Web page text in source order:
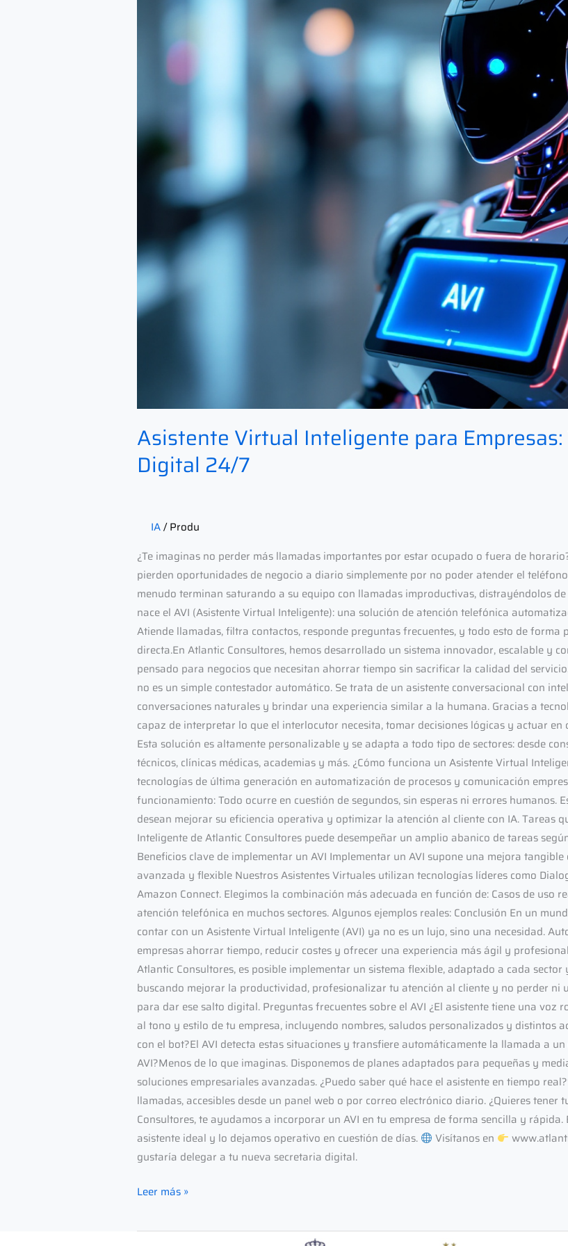
Asistente Virtual Inteligente para
Digital 24/7
IA/Produ
¿Te imaginas no perder más llamadas importantes por estar ocupado o fuera de
pierden oportunidades de negocio a diario simplemente por no poder atender el
menudo terminan saturando a su equipo con llamadas improductivas, distrayéndolos
nace el AVI (Asistente Virtual Inteligente): una solución de atención telefónica
Atiende llamadas, filtra contactos, responde preguntas frecuentes, y todo esto de
directa.En Atlantic Consultores, hemos desarrollado un sistema innovador, escalable y
pensado para negocios que necesitan ahorrar tiempo sin sacrificar la calidad del
no es un simple contestador automático. Se trata de un asistente conversacional con
conversaciones naturales y brindar una experiencia similar a la humana. Gracias a
capaz de interpretar lo que el interlocutor necesita, tomar decisiones lógicas y actuar en
Esta solución es altamente personalizable y se adapta a todo tipo de sectores: desde
técnicos, clínicas médicas, academias y más. ¿Cómo funciona un Asistente Virtual
tecnologías de última generación en automatización de procesos y comunicación
funcionamiento: Todo ocurre en cuestión de segundos, sin esperas ni errores humanos.
desean mejorar su eficiencia operativa y optimizar la atención al cliente con IA. Tareas
Inteligente de Atlantic Consultores puede desempeñar un amplio abanico de tareas
Beneficios clave de implementar un AVI Implementar un AVI supone una mejora
avanzada y flexible Nuestros Asistentes Virtuales utilizan tecnologías líderes como
Amazon Connect. Elegimos la combinación más adecuada en función de: Casos de uso
atención telefónica en muchos sectores. Algunos ejemplos reales: Conclusión En un
contar con un Asistente Virtual Inteligente (AVI) ya no es un lujo, sino una necesidad.
empresas ahorrar tiempo, reducir costes y ofrecer una experiencia más ágil y
Atlantic Consultores, es posible implementar un sistema flexible, adaptado a cada
buscando mejorar la productividad, profesionalizar tu atención al cliente y no perder ni
para dar ese salto digital. Preguntas frecuentes sobre el AVI ¿El asistente tiene una
al tono y estilo de tu empresa, incluyendo nombres, saludos personalizados y distintos
con el bot?El AVI detecta estas situaciones y transfiere automáticamente la llamada a
AVI?Menos de lo que imaginas. Disponemos de planes adaptados para pequeñas y
soluciones empresariales avanzadas. ¿Puedo saber qué hace el asistente en tiempo
llamadas, accesibles desde un panel web o por correo electrónico diario. ¿Quieres
Consultores, te ayudamos a incorporar un AVI en tu empresa de forma sencilla y rápida.
asistente ideal y lo dejamos operativo en cuestión de días.
Visítanos en
gustaría delegar a tu nueva secretaria digital.
Secretaria
Digital
Leer más »